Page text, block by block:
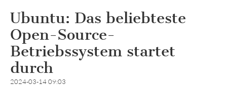
Ubuntu: Das beliebteste
Open-Source-
Betriebssystem startet
durch
2024-03-14 09:03